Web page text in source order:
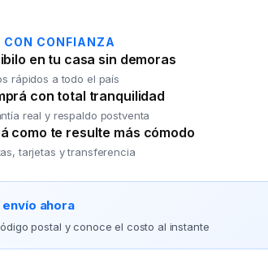
CON CONFIANZA
en tu casa sin demoras
rápidos a todo el país
con total tranquilidad
real y respaldo postventa
como te resulte más cómodo
tarjetas y transferencia
envío ahora
postal y conoce el costo al instante